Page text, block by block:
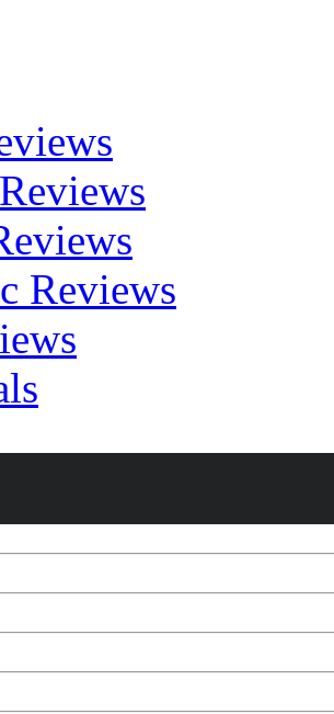
Reviews